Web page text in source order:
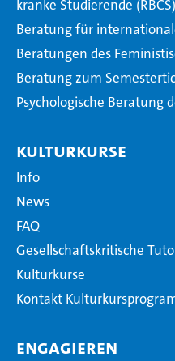
kranke Studierende (RBCS)
Beratung für
Beratungen des
Beratung zum
Psychologische Beratung
Kulturkurse
Info
News
FAQ
Gesellschaftskritische
Kulturkurse
Kontakt
Engagieren